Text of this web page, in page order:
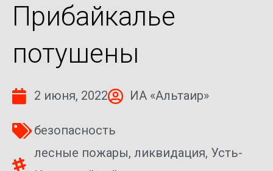
Прибайкалье
потушены
2 июня, 2022 ИА «Альтаир»
безопасность
лесные пожары, ликвидация, Усть-